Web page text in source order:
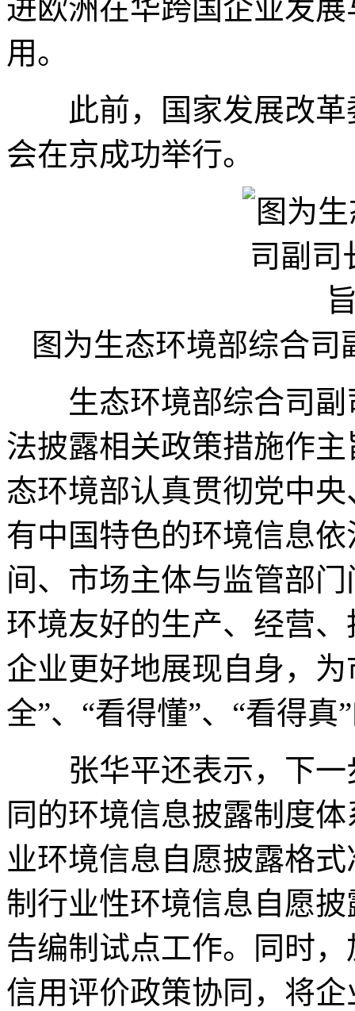
进欧洲在华跨国企业发
用。
此前，国家发展改革
会在京成功举行。
图为生态环境部综合
生态环境部综合司副
法披露相关政策措施作
态环境部认真贯彻党中
有中国特色的环境信息
间、市场主体与监管部
环境友好的生产、经营
企业更好地展现自身，
全”、“看得懂”、“看得
张华平还表示，下一
同的环境信息披露制度
业环境信息自愿披露格
制行业性环境信息自愿
告编制试点工作。同时
信用评价政策协同，将